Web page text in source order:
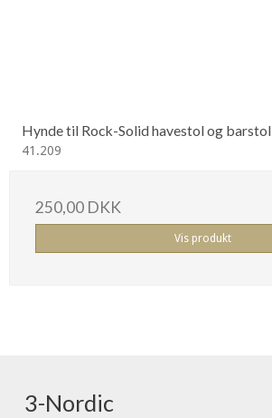
Hynde til Rock-Solid havestol og barstol
41.209
250,00 DKK
Vis produkt
3-Nordic